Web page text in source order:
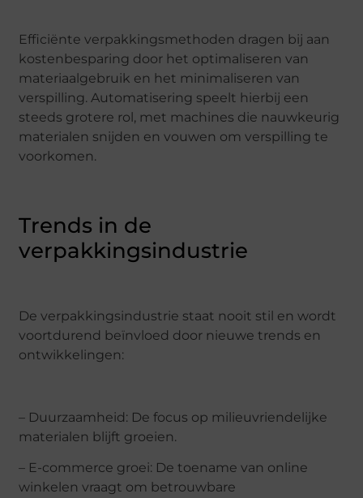
Efficiënte verpakkingsmethoden dragen bij aan
kostenbesparing door het optimaliseren van
materiaalgebruik en het minimaliseren van
verspilling. Automatisering speelt hierbij een
steeds grotere rol, met machines die nauwkeurig
materialen snijden en vouwen om verspilling te
voorkomen.
Trends in de
verpakkingsindustrie
De verpakkingsindustrie staat nooit stil en wordt
voortdurend beïnvloed door nieuwe trends en
ontwikkelingen:
– Duurzaamheid: De focus op milieuvriendelijke
materialen blijft groeien.
– E-commerce groei: De toename van online
winkelen vraagt om betrouwbare